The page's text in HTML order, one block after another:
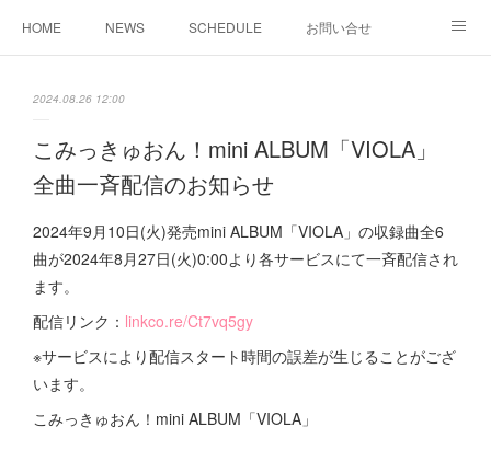
HOME NEWS SCHEDULE お問い合せ
2024.08.26 12:00
こみっきゅおん！mini ALBUM「VIOLA」
全曲一斉配信のお知らせ
2024年9月10日(火)発売mini ALBUM「VIOLA」の収録曲全6
曲が2024年8月27日(火)0:00より各サービスにて一斉配信され
ます。
配信リンク： linkco.re/Ct7vq5gy
※サービスにより配信スタート時間の誤差が生じることがござ
います。
こみっきゅおん！mini ALBUM「VIOLA」